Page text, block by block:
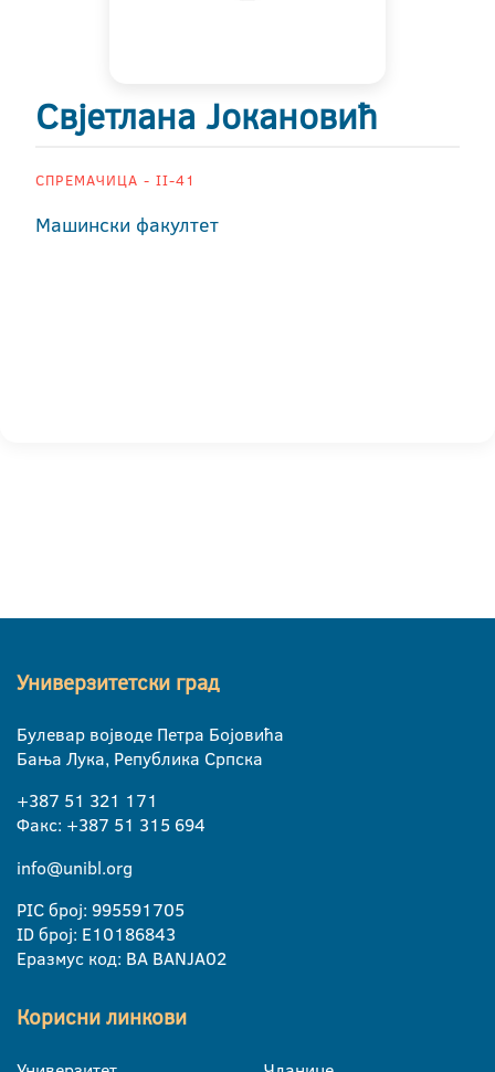
Свјетлана Јокановић
СПРЕМАЧИЦА - II-41
Машински факултет
Универзитетски град
Булевар војводе Петра Бојовића
Бања Лука, Република Српска
+387 51 321 171
Факс: +387 51 315 694
info@unibl.org
PIC број: 995591705
ID број: E10186843
Еразмус код: BA BANJA02
Корисни линкови